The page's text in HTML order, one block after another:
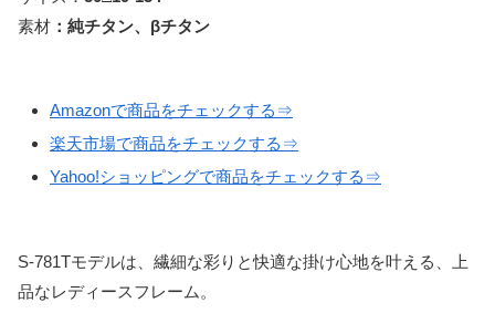
素材 ：純チタン、βチタン
Amazonで商品をチェックする⇒
楽天市場で商品をチェックする⇒
Yahoo!ショッピングで商品をチェックする⇒
S-781Tモデルは、繊細な彩りと快適な掛け心地を叶える、上
品なレディースフレーム。